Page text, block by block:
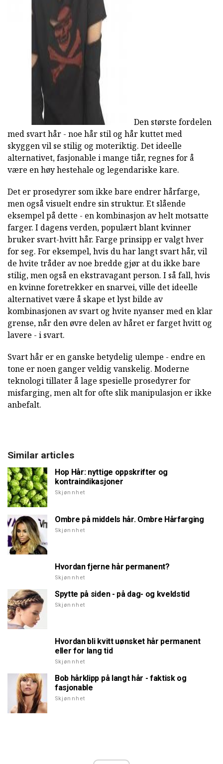
ad
Den største fordelen
med svart hår - noe hår stil og hår kuttet med
skyggen vil se stilig og moteriktig. Det ideelle
alternativet, fasjonable i mange tiår, regnes for å
være en høy hestehale og legendariske kare.
Det er prosedyrer som ikke bare endrer hårfarge,
men også visuelt endre sin struktur. Et slående
eksempel på dette - en kombinasjon av helt motsatte
farger. I dagens verden, populært blant kvinner
bruker svart-hvitt hår. Farge prinsipp er valgt hver
for seg. For eksempel, hvis du har langt svart hår, vil
de hvite tråder av noe bredde gjør at du ikke bare
stilig, men også en ekstravagant person. I så fall, hvis
en kvinne foretrekker en snarvei, ville det ideelle
alternativet være å skape et lyst bilde av
kombinasjonen av svart og hvite nyanser med en klar
grense, når den øvre delen av håret er farget hvitt og
lavere - i svart.
Svart hår er en ganske betydelig ulempe - endre en
tone er noen ganger veldig vanskelig. Moderne
teknologi tillater å lage spesielle prosedyrer for
misfarging, men alt for ofte slik manipulasjon er ikke
anbefalt.
Similar articles
Hop Hår: nyttige oppskrifter og
kontraindikasjoner
Skjønnhet
Ombre på middels hår. Ombre Hårfarging
Skjønnhet
Hvordan fjerne hår permanent?
Skjønnhet
Spytte på siden - på dag- og kveldstid
Skjønnhet
Hvordan bli kvitt uønsket hår permanent
eller for lang tid
Skjønnhet
Bob hårklipp på langt hår - faktisk og
fasjonable
Skjønnhet